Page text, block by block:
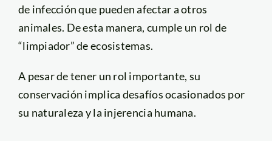
de infección que pueden afectar a otros
animales. De esta manera, cumple un rol de
“limpiador” de ecosistemas.
A pesar de tener un rol importante, su
conservación implica desafíos ocasionados por
su naturaleza y la injerencia humana.